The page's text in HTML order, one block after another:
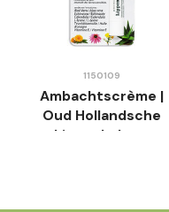
1150109
Ambachtscrème |
Oud Hollandsche
Lippenbalsem